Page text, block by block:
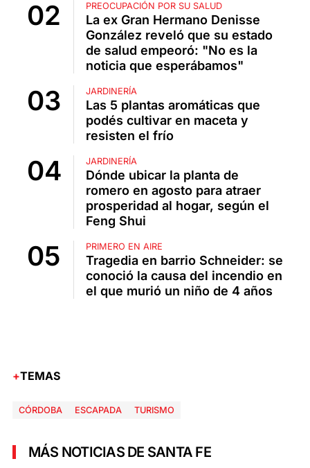
PREOCUPACIÓN POR SU SALUD
La ex Gran Hermano Denisse
González reveló que su estado
de salud empeoró: "No es la
noticia que esperábamos"
JARDINERÍA
Las 5 plantas aromáticas que
podés cultivar en maceta y
resisten el frío
JARDINERÍA
Dónde ubicar la planta de
romero en agosto para atraer
prosperidad al hogar, según el
Feng Shui
PRIMERO EN AIRE
Tragedia en barrio Schneider: se
conoció la causa del incendio en
el que murió un niño de 4 años
TEMAS
CÓRDOBA ESCAPADA TURISMO
MÁS NOTICIAS DE SANTA FE